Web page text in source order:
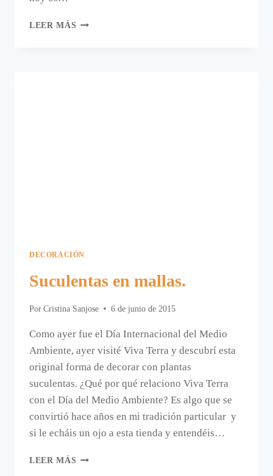
LEER MÁS SUCULENTAS
DECORACIÓN
Suculentas en mallas.
Por Cristina Sanjose 6 de junio de 2015
Como ayer fue el Día Internacional del Medio
Ambiente, ayer visité Viva Terra y descubrí esta
original forma de decorar con plantas
suculentas. ¿Qué por qué relaciono Viva Terra
con el Día del Medio Ambiente? Es algo que se
convirtió hace años en mi tradición particular y
si le echáis un ojo a esta tienda y entendéis…
LEER MÁS SUCULENTAS